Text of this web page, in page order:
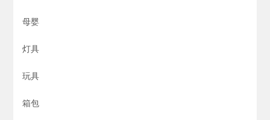
母婴
灯具
玩具
箱包